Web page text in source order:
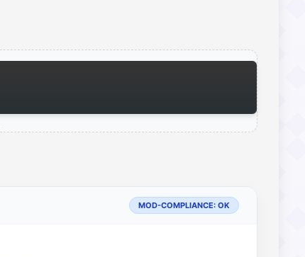
MOD-COMPLIANCE: OK